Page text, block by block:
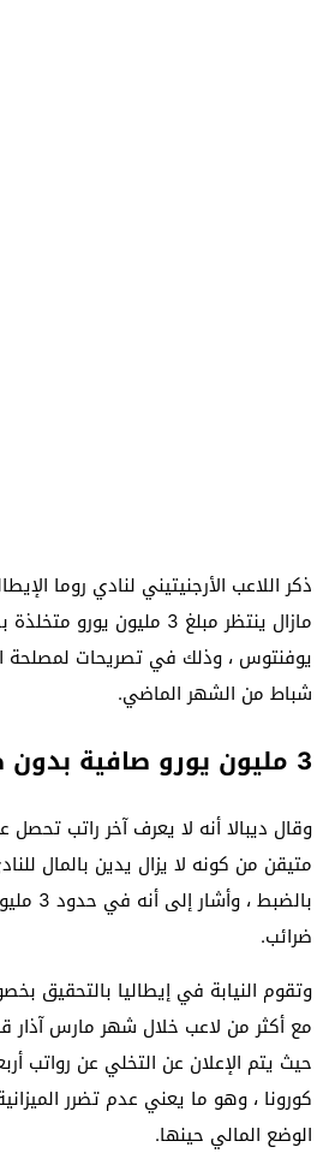
ذكر اللاعب الأرجنيتيني لنادي روما
مازال ينتظر مبلغ 3 مليون
شباط من الشهر الماضي.
3 مليون يورو صافية بدون ضرائب
وقال ديبالا أنه لا يعرف آخر راتب تحصل
متيقن من كونه لا يزال يدين بالمال
بالضبط
ضرائب.
وتقوم النيابة في إيطاليا بالتحقيق
مع أكثر من لاعب خلال شهر مارس آذار
حيث يتم الإعلان عن التخلي عن رواتب
كورونا ، وهو ما يعني عدم تضرر
الوضع المالي حينها.